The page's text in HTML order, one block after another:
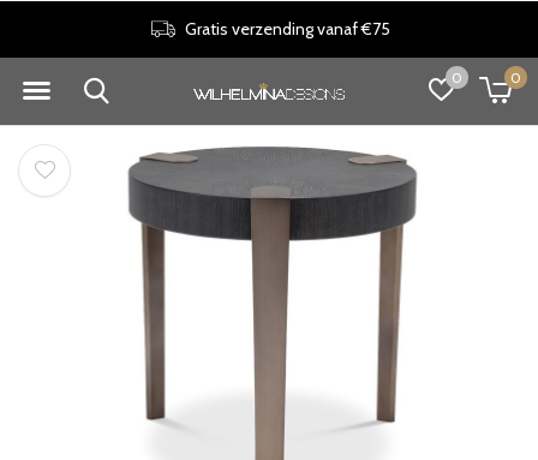
0 0
30 dagen retourrecht